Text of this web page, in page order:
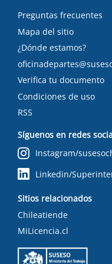
Preguntas frecuentes
Mapa del sitio
¿Dónde estamos?
Verifica tu documento
Condiciones de uso
RSS
Síguenos en redes
Instagram/
Linkedin/
Sitios relacionados
Chileatiende
MiLicencia.cl